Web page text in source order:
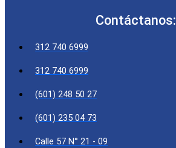
Contáctanos:
312 740 6999
312 740 6999
(601) 248 50 27
(601) 235 04 73
Calle 57 N° 21 - 09